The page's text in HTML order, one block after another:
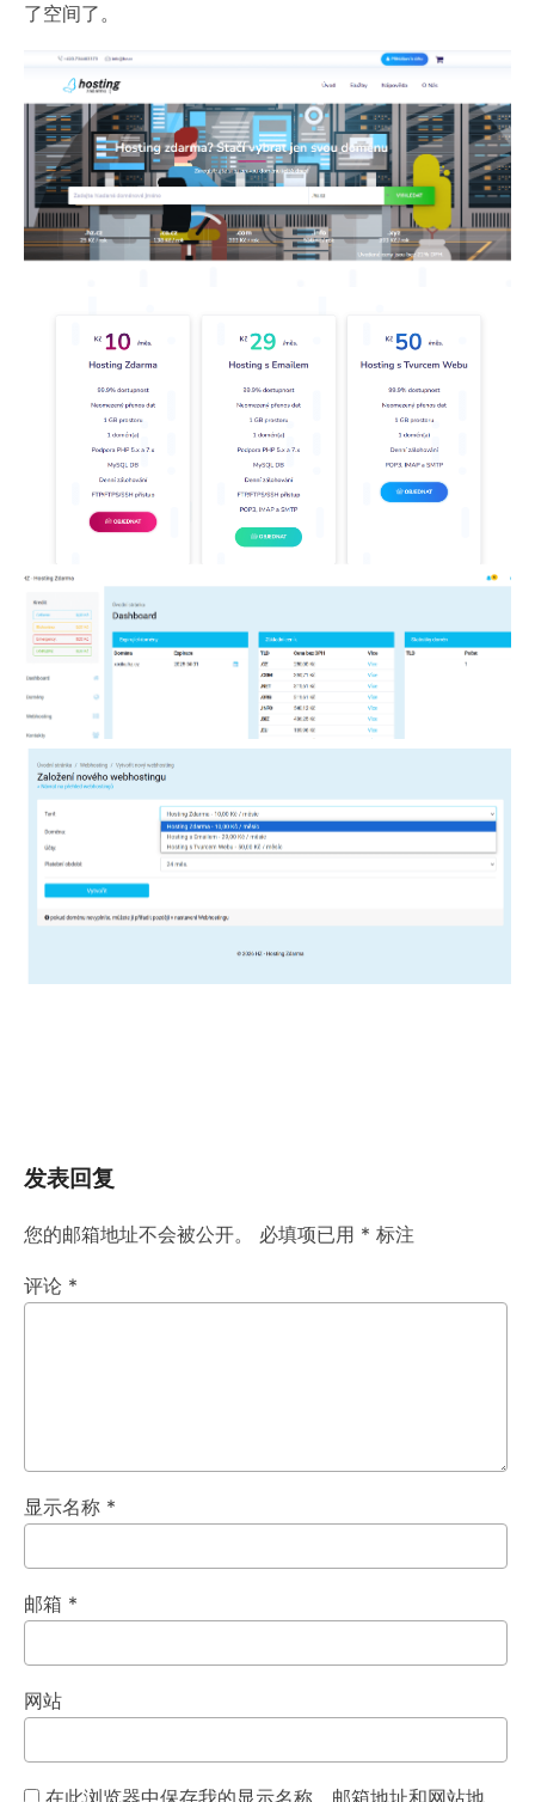
了空间了。
发表回复
您的邮箱地址不会被公开。 必填项已用 * 标注
评论 *
显示名称 *
邮箱 *
网站